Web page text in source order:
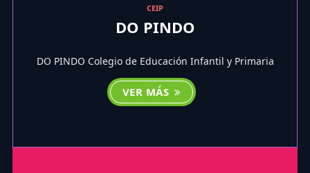
CEIP
DO PINDO
DO PINDO Colegio de Educación Infantil y Primaria
VER MÁS